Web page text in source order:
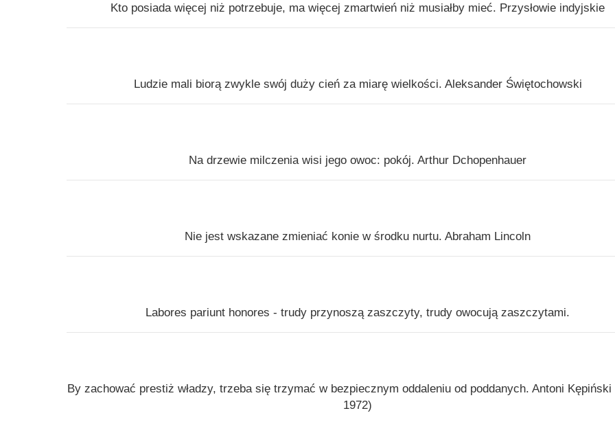
Kto posiada więcej niż potrzebuje, ma więcej zmartwień niż musiałby mieć. Przysłowie indyjskie
Ludzie mali biorą zwykle swój duży cień za miarę wielkości. Aleksander Świętochowski
Na drzewie milczenia wisi jego owoc: pokój. Arthur Dchopenhauer
Nie jest wskazane zmieniać konie w środku nurtu. Abraham Lincoln
Labores pariunt honores - trudy przynoszą zaszczyty, trudy owocują zaszczytami.
By zachować prestiż władzy, trzeba się trzymać w bezpiecznym oddaleniu od poddanych. Antoni Kępiński
1972)